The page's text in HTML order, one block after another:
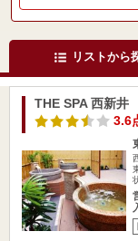
リストから
THE SPA 西新井
3.6